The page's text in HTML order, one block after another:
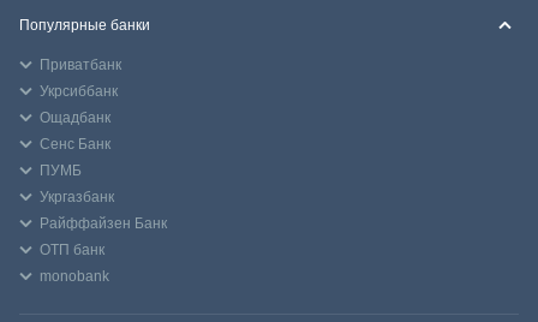
Популярные банки
Приватбанк
Укрсиббанк
Ощадбанк
Сенс Банк
ПУМБ
Укргазбанк
Райффайзен Банк
ОТП банк
monobank